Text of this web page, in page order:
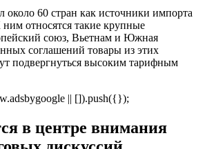
около 60 стран как источники импорта
относятся такие крупные
союз, Вьетнам и Южная
соглашений товары из этих
подвергнуться высоким тарифным
|| []).push({});
в центре внимания